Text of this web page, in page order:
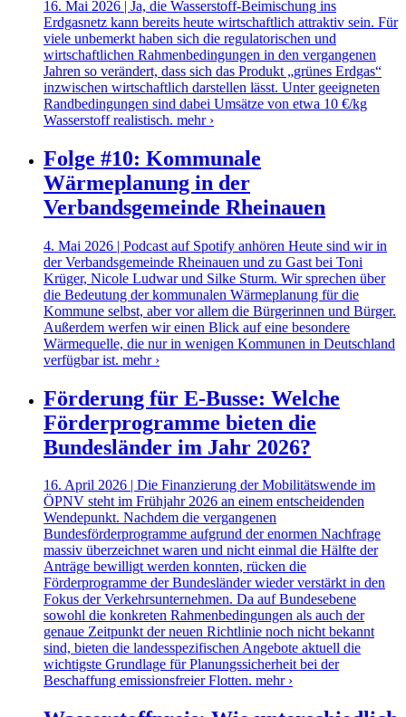
16. Mai 2026 | Ja, die Wasserstoff-Beimischung ins
Erdgasnetz kann bereits heute wirtschaftlich attraktiv sein. Für
viele unbemerkt haben sich die regulatorischen und
wirtschaftlichen Rahmenbedingungen in den vergangenen
Jahren so verändert, dass sich das Produkt „grünes Erdgas“
inzwischen wirtschaftlich darstellen lässt. Unter geeigneten
Randbedingungen sind dabei Umsätze von etwa 10 €/kg
Wasserstoff realistisch. mehr ›
Folge #10: Kommunale
Wärmeplanung in der
Verbandsgemeinde Rheinauen
4. Mai 2026 | Podcast auf Spotify anhören Heute sind wir in
der Verbandsgemeinde Rheinauen und zu Gast bei Toni
Krüger, Nicole Ludwar und Silke Sturm. Wir sprechen über
die Bedeutung der kommunalen Wärmeplanung für die
Kommune selbst, aber vor allem die Bürgerinnen und Bürger.
Außerdem werfen wir einen Blick auf eine besondere
Wärmequelle, die nur in wenigen Kommunen in Deutschland
verfügbar ist. mehr ›
Förderung für E-Busse: Welche
Förderprogramme bieten die
Bundesländer im Jahr 2026?
16. April 2026 | Die Finanzierung der Mobilitätswende im
ÖPNV steht im Frühjahr 2026 an einem entscheidenden
Wendepunkt. Nachdem die vergangenen
Bundesförderprogramme aufgrund der enormen Nachfrage
massiv überzeichnet waren und nicht einmal die Hälfte der
Anträge bewilligt werden konnten, rücken die
Förderprogramme der Bundesländer wieder verstärkt in den
Fokus der Verkehrsunternehmen. Da auf Bundesebene
sowohl die konkreten Rahmenbedingungen als auch der
genaue Zeitpunkt der neuen Richtlinie noch nicht bekannt
sind, bieten die landesspezifischen Angebote aktuell die
wichtigste Grundlage für Planungssicherheit bei der
Beschaffung emissionsfreier Flotten. mehr ›